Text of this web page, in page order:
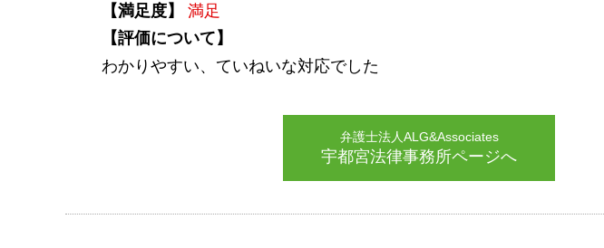
【満足度】
満足
【評価について】
わかりやすい、ていねいな対応でした
弁護士法人ALG&Associates
宇都宮法律事務所ページへ